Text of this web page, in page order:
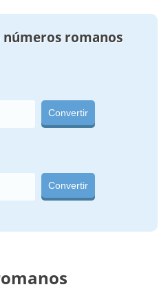
números romanos
Convertir
Convertir